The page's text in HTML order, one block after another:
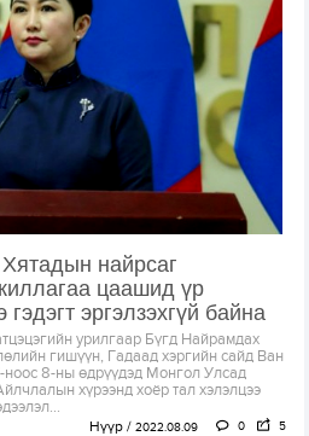
найрсаг
цаашид үр
эргэлзэхгүй байна
урилгаар Бүгд Найрамдах
гишүүн, Гадаад хэргийн сайд Ван
8-ны өдрүүдэд Монгол Улсад
хүрээнд хоёр тал хэлэлцээ
Нүүр 2022.08.09 0 5